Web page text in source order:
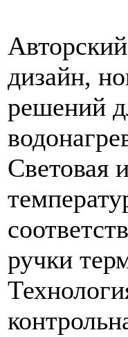
дизайн,
решений
Световая
ручки